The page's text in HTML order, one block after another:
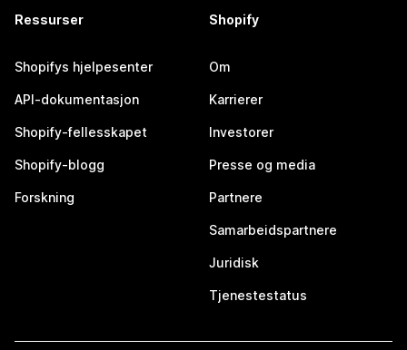
Ressurser
Shopifys hjelpesenter
API-dokumentasjon
Shopify-fellesskapet
Shopify-blogg
Forskning
Shopify
Om
Karrierer
Investorer
Presse og media
Partnere
Samarbeidspartnere
Juridisk
Tjenestestatus